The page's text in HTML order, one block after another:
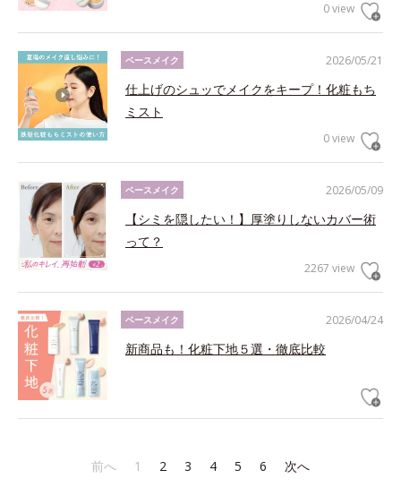
0 view
2026/05/21
ベースメイク
仕上げのシュッでメイクをキープ！化粧もち
ミスト
0 view
2026/05/09
ベースメイク
【シミを隠したい！】厚塗りしないカバー術
って？
2267 view
2026/04/24
ベースメイク
新商品も！化粧下地５選・徹底比較
前へ 1 2 3 4 5 6 次へ